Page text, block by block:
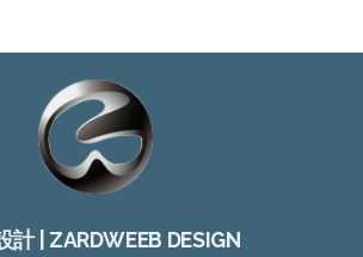
計 | ZARDWEEB DESIGN